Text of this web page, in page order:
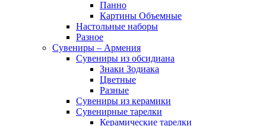
Панно
Картины Объемные
Настольные наборы
Разное
Сувениры – Армения
Сувениры из обсидиана
Знаки Зодиака
Цветные
Разные
Сувениры из керамики
Сувенирные тарелки
Керамические тарелки